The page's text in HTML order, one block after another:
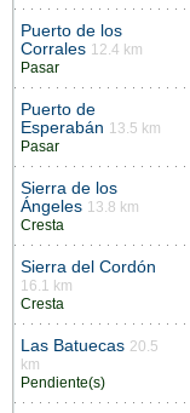
Puerto de los
Corrales 12.4 km
Pasar
Puerto de
Esperabán 13.5 km
Pasar
Sierra de los
Ángeles 13.8 km
Cresta
Sierra del Cordón
16.1 km
Cresta
Las Batuecas 20.5
km
Pendiente(s)